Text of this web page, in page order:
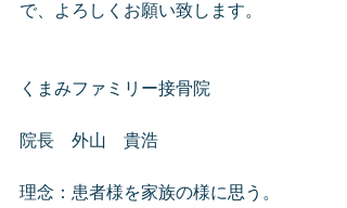
で、よろしくお願い致します。
くまみファミリー接骨院
院長　外山　貴浩
理念：患者様を家族の様に思う。